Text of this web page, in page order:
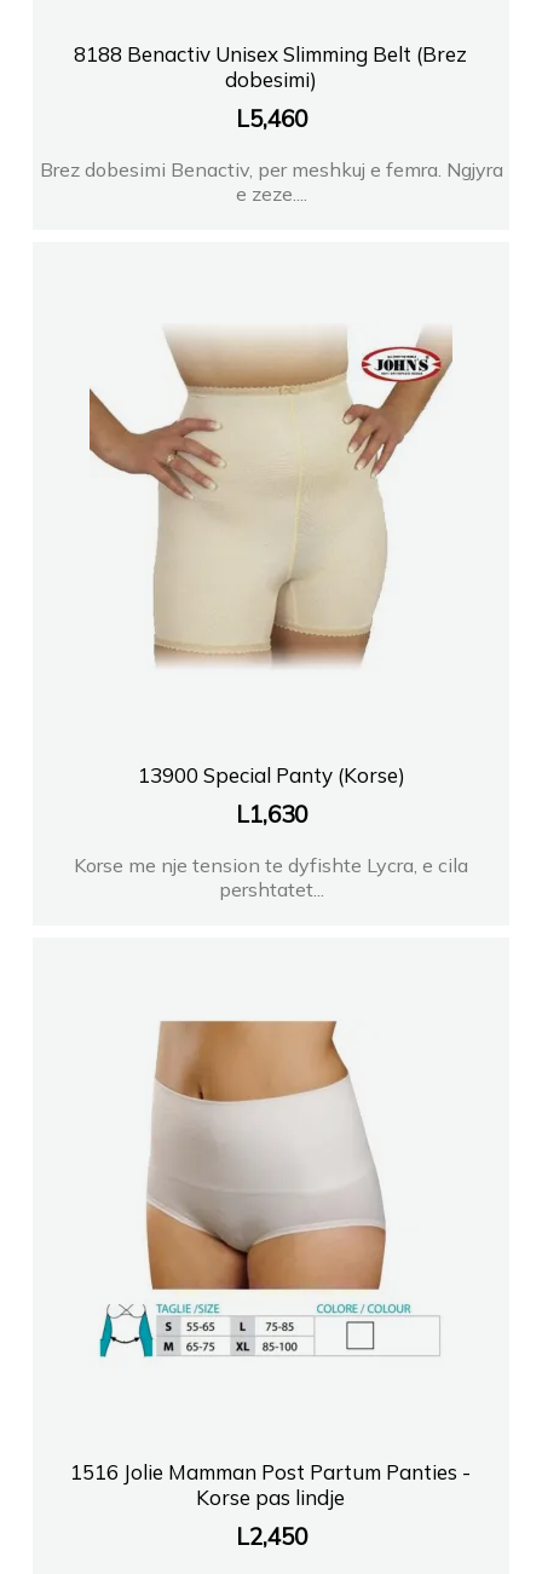
8188 Benactiv Unisex Slimming Belt (Brez
dobesimi)
L5,460
Brez dobesimi Benactiv, per meshkuj e femra. Ngjyra
e zeze....
13900 Special Panty (Korse)
L1,630
Korse me nje tension te dyfishte Lycra, e cila
pershtatet...
1516 Jolie Mamman Post Partum Panties -
Korse pas lindje
L2,450